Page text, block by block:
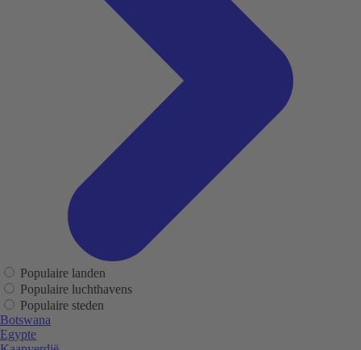
Populaire landen
Populaire luchthavens
Populaire steden
Botswana
Egypte